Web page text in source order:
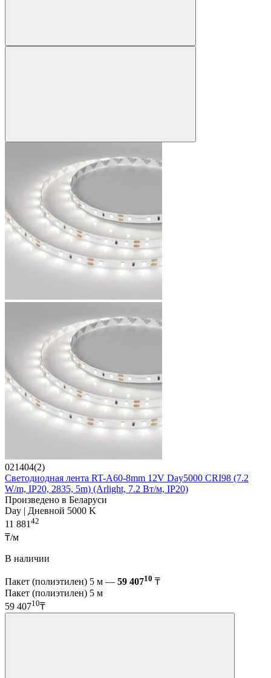
021404(2)
Светодиодная лента RT-A60-8mm 12V Day5000 CRI98 (7.2
W/m, IP20, 2835, 5m) (Arlight, 7.2 Вт/м, IP20)
Произведено в Беларуси
Day | Дневной 5000 K
11 88142
₸/м
В наличии
Пакет (полиэтилен) 5 м — 59 40710 ₸
Пакет (полиэтилен) 5 м
59 40710₸